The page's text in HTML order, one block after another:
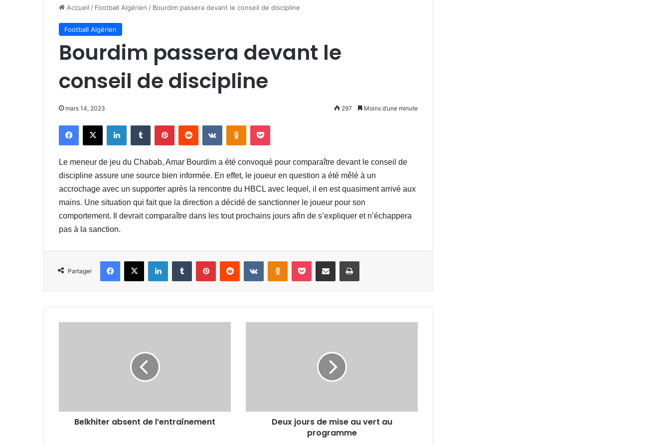
Accueil / Football Algérien / Bourdim passera devant le conseil de discipline
Football Algérien
Bourdim passera devant le
conseil de discipline
mars 14, 2023 297 Moins d’une minute
Facebook
X LinkedinTumblr PinterestReddit VKontakteOdnoklassniki
Pocket
Le meneur de jeu du Chabab, Amar Bourdim a été convoqué pour comparaître devant le conseil de
discipline assure une source bien informée. En effet, le joueur en question a été mêlé à un
accrochage avec un supporter après la rencontre du HBCL avec lequel, il en est quasiment arrivé aux
mains. Une situation qui fait que la direction a décidé de sanctionner le joueur pour son
comportement. Il devrait comparaître dans les tout prochains jours afin de s’expliquer et n’échappera
pas à la sanction.
Partager
Facebook
X LinkedinTumblr PinterestReddit VKontakteOdnoklassniki
Pocket Partager par email Imprimer
Belkhiter absent de l’entraînement
Deux jours de mise au vert au
programme